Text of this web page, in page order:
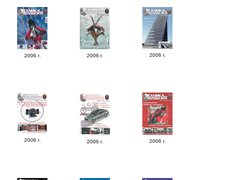
2006 г. 2006 г. 2006 г.
2006 г. 2006 г. 2006 г.